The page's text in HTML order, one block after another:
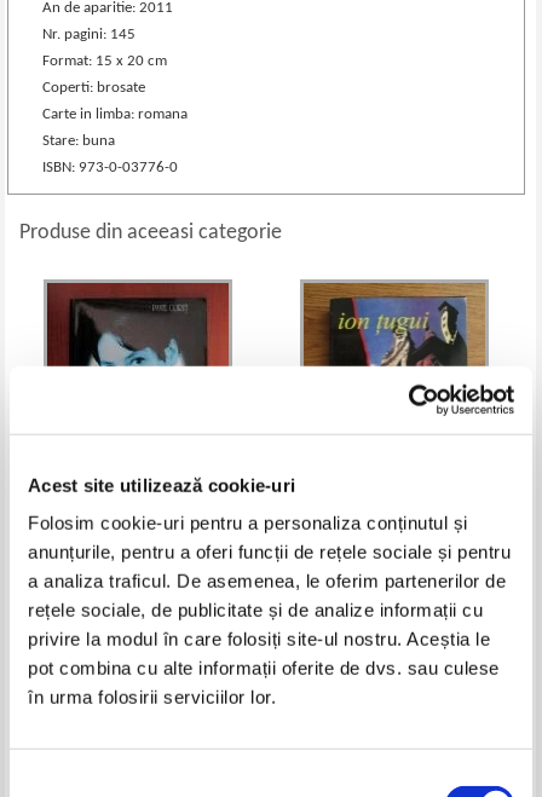
Acest site utilizează cookie-uri
Folosim cookie-uri pentru a personaliza conținutul și
anunțurile, pentru a oferi funcții de rețele sociale și pentru
a analiza traficul. De asemenea, le oferim partenerilor de
rețele sociale, de publicitate și de analize informații cu
privire la modul în care folosiți site-ul nostru. Aceștia le
pot combina cu alte informații oferite de dvs. sau culese
în urma folosirii serviciilor lor.
An de aparitie: 2011
Nr. pagini: 145
Format: 15 x 20 cm
Coperti: brosate
Carte in limba: romana
Stare: buna
ISBN: 973-0-03776-0
Produse din aceeasi categorie
Pavel Corut - Farmec feminin
Pret:12,00 Lei
Adaugă în coș
Ion Tugui - Inocentii si blidul
satanei
Pret: 10,00 Lei
Adaugă în coș
-50%